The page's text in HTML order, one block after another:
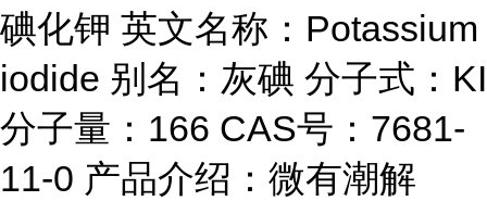
碘化钾 英文名称：Potassium
iodide 别名：灰碘 分子式：KI
分子量：166 CAS号：7681-
11-0 产品介绍：微有潮解